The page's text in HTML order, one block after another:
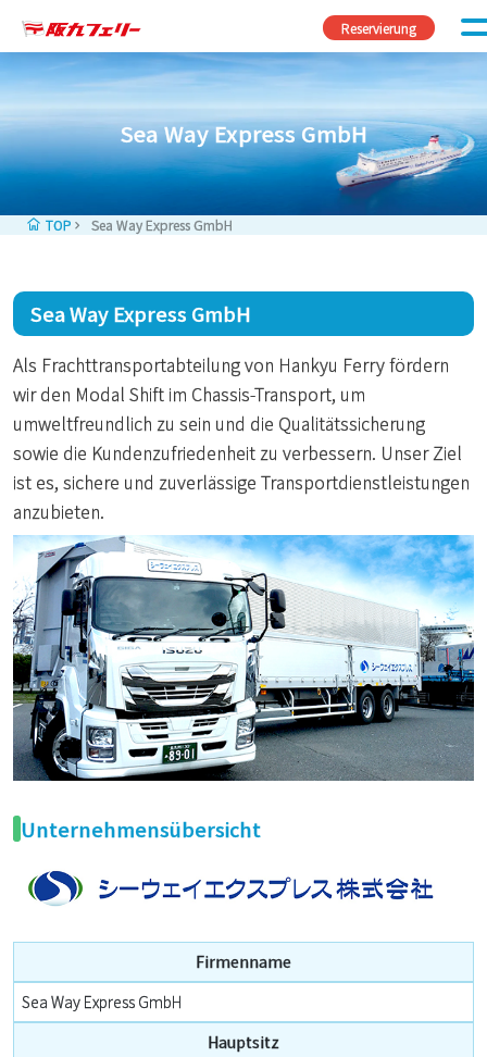
Reservierung
Sea Way Express GmbH
TOP Sea Way Express GmbH
Sea Way Express GmbH
Als Frachttransportabteilung von Hankyu Ferry fördern
wir den Modal Shift im Chassis-Transport, um
umweltfreundlich zu sein und die Qualitätssicherung
sowie die Kundenzufriedenheit zu verbessern. Unser Ziel
ist es, sichere und zuverlässige Transportdienstleistungen
anzubieten.
Unternehmensübersicht
Firmenname
Sea Way Express GmbH
Hauptsitz